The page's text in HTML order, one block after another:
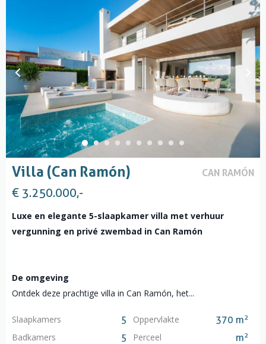
Villa (Can Ramón) CAN RAMÓN
€ 3.250.000,-
Luxe en elegante 5-slaapkamer villa met verhuur
vergunning en privé zwembad in Can Ramón
De omgeving
Ontdek deze prachtige villa in Can Ramón, het...
Slaapkamers 5 Oppervlakte 370 m2
Badkamers 5 Perceel m2